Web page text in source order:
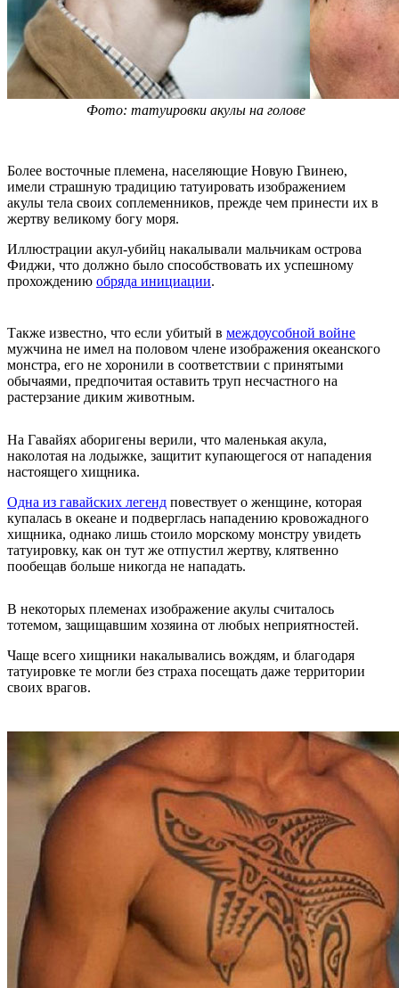
Фото: татуировки акулы на голове
Более восточные племена, населяющие Новую Гвинею,
имели страшную традицию татуировать изображением
акулы тела своих соплеменников, прежде чем принести их в
жертву великому богу моря.
Иллюстрации акул-убийц накалывали мальчикам острова
Фиджи, что должно было способствовать их успешному
прохождению обряда инициации.
Также известно, что если убитый в междоусобной войне
мужчина не имел на половом члене изображения океанского
монстра, его не хоронили в соответствии с принятыми
обычаями, предпочитая оставить труп несчастного на
растерзание диким животным.
На Гавайях аборигены верили, что маленькая акула,
наколотая на лодыжке, защитит купающегося от нападения
настоящего хищника.
Одна из гавайских легенд повествует о женщине, которая
купалась в океане и подверглась нападению кровожадного
хищника, однако лишь стоило морскому монстру увидеть
татуировку, как он тут же отпустил жертву, клятвенно
пообещав больше никогда не нападать.
В некоторых племенах изображение акулы считалось
тотемом, защищавшим хозяина от любых неприятностей.
Чаще всего хищники накалывались вождям, и благодаря
татуировке те могли без страха посещать даже территории
своих врагов.